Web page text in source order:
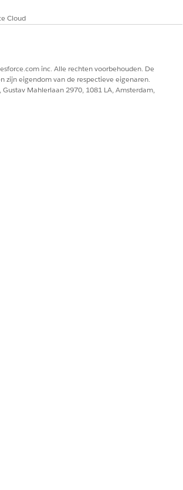
UW PROBLEEM OPGELOST?
wat we kunnen doen om te verbeteren!
Cloud
inc. Alle rechten voorbehouden. De
zijn eigendom van de respectieve eigenaren.
Gustav Mahlerlaan 2970, 1081 LA, Amsterdam,